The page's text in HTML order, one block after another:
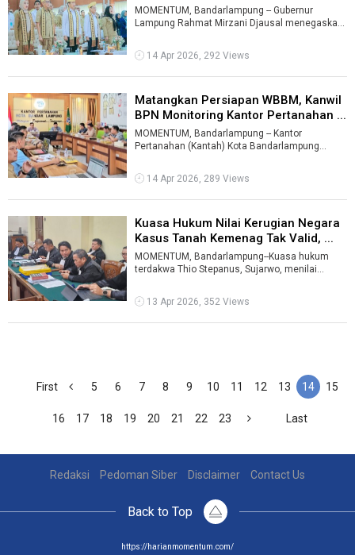
MOMENTUM, Bandarlampung -- Gubernur
Lampung Rahmat Mirzani Djausal menegaskan
14 Apr 2026, 292 Views
Matangkan Persiapan WBBM, Kanwil
BPN Monitoring Kantor Pertanahan ...
MOMENTUM, Bandarlampung -- Kantor
Pertanahan (Kantah) Kota Bandarlampung
Badan P ...
14 Apr 2026, 289 Views
Kuasa Hukum Nilai Kerugian Negara
Kasus Tanah Kemenag Tak Valid, ...
MOMENTUM, Bandarlampung--Kuasa hukum
terdakwa Thio Stepanus, Sujarwo, menilai
duga ...
13 Apr 2026, 352 Views
First 5 6 7 8 9 10 11 12 13 14 15
16 17 18 19 20 21 22 23 Last
Redaksi Pedoman Siber Disclaimer Contact Us
Back to Top
https://harianmomentum.com/